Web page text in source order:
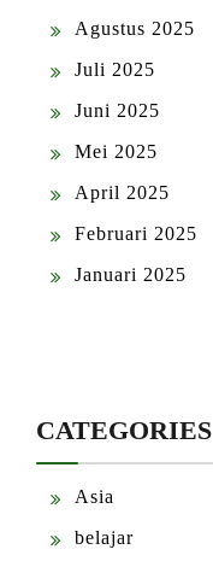
Agustus 2025
Juli 2025
Juni 2025
Mei 2025
April 2025
Februari 2025
Januari 2025
CATEGORIES
Asia
belajar